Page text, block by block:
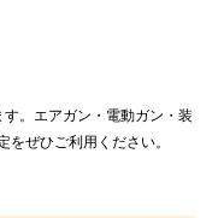
。エアガン・電動ガン・装
ぜひご利用ください。